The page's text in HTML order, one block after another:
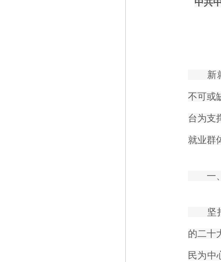
中共
新就
不可或
台为支
就业群
一
坚持
的二十
民为中